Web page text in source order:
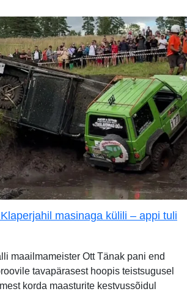
masinaga külili – appi tuli
maailmameister Ott Tänak pani end
tavapärasest hoopis teistsugusel
korda maasturite kestvussõidul